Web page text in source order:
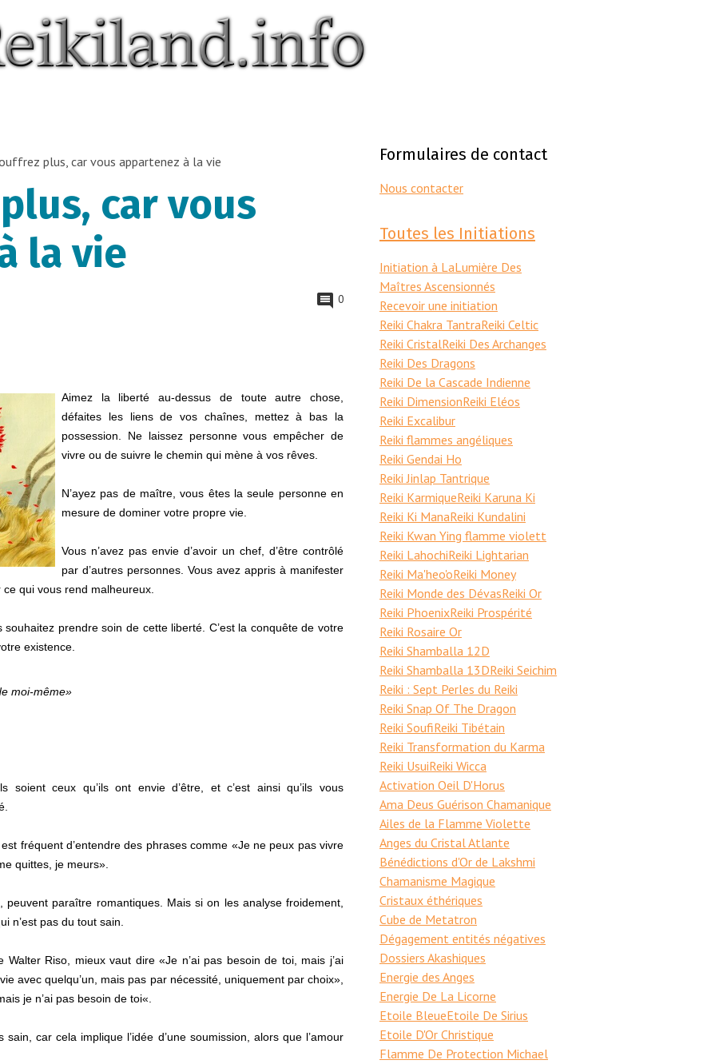
plus, car vous appartenez à la vie
car vous
la vie
0
Aimez la liberté au-dessus de toute autre chose,
défaites les liens de vos chaînes, mettez à bas la
possession. Ne laissez personne vous empêcher de
vivre ou de suivre le chemin qui mène à vos rêves.
N’ayez pas de maître, vous êtes la seule personne en
mesure de dominer votre propre vie.
Vous n’avez pas envie d’avoir un chef, d’être contrôlé
par d’autres personnes. Vous avez appris à manifester
qui vous rend malheureux.
prendre soin de cette liberté. C’est la conquête de votre
existence.
moi-même»
soient ceux qu’ils ont envie d’être, et c’est ainsi qu’ils vous
fréquent d’entendre des phrases comme «Je ne peux pas vivre
quittes, je meurs».
paraître romantiques. Mais si on les analyse froidement,
n’est pas du tout sain.
Riso, mieux vaut dire «Je n’ai pas besoin de toi, mais j’ai
avec quelqu’un, mais pas par nécessité, uniquement par choix»,
je n’ai pas besoin de toi«.
sain, car cela implique l’idée d’une soumission, alors que l’amour
Formulaires de contact
Nous contacter
Toutes les Initiations
Initiation à LaLumière Des
Maîtres Ascensionnés
Recevoir une initiation
Reiki Chakra TantraReiki Celtic
Reiki CristalReiki Des Archanges
Reiki Des Dragons
Reiki De la Cascade Indienne
Reiki DimensionReiki Eléos
Reiki Excalibur
Reiki flammes angéliques
Reiki Gendai Ho
Reiki Jinlap Tantrique
Reiki KarmiqueReiki Karuna Ki
Reiki Ki ManaReiki Kundalini
Reiki Kwan Ying flamme violett
Reiki LahochiReiki Lightarian
Reiki Ma'heo'oReiki Money
Reiki Monde des DévasReiki Or
Reiki PhoenixReiki Prospérité
Reiki Rosaire Or
Reiki Shamballa 12D
Reiki Shamballa 13DReiki Seichim
Reiki : Sept Perles du Reiki
Reiki Snap Of The Dragon
Reiki SoufiReiki Tibétain
Reiki Transformation du Karma
Reiki UsuiReiki Wicca
Activation Oeil D'Horus
Ama Deus Guérison Chamanique
Ailes de la Flamme Violette
Anges du Cristal Atlante
Bénédictions d'Or de Lakshmi
Chamanisme Magique
Cristaux éthériques
Cube de Metatron
Dégagement entités négatives
Dossiers Akashiques
Energie des Anges
Energie De La Licorne
Etoile BleueEtoile De Sirius
Etoile D'Or Christique
Flamme De Protection Michael